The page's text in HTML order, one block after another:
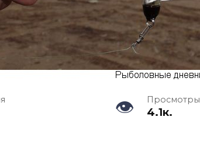
Просмотры
4.1к.